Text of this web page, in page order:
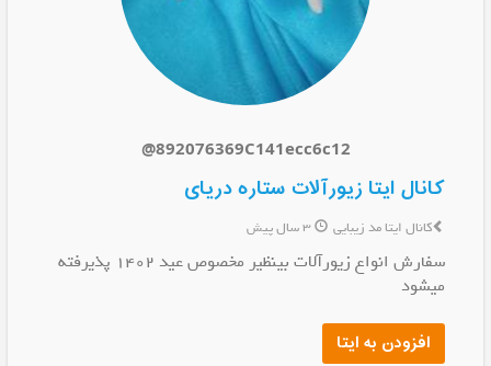
@892076369C141ecc6c12
کانال ایتا زیورآلات ستاره دریای
کانال ایتا مد زیبایی 3 سال پیش
سفارش انواع زیورآلات بینظیر مخصوص عید 1402 پذیرفته
میشود
افزودن به ایتا